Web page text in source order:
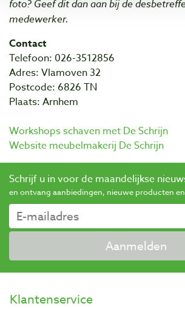
foto? Geef dit dan aan bij de
medewerker.
Contact
Telefoon: 026-3512856
Adres: Vlamoven 32
Postcode: 6826 TN
Plaats: Arnhem
Workshops schaven met De Schrijn
Website meubelmakerij De Schrijn
Schrijf u in voor de maandelijkse
en ontvang aanbiedingen, nieuwe producten
Aanmelden
Klantenservice